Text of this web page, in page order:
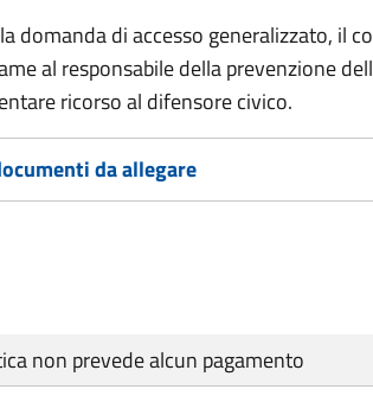
domanda di accesso generalizzato, il
al responsabile della prevenzione
ricorso al difensore civico.
da allegare
non prevede alcun pagamento